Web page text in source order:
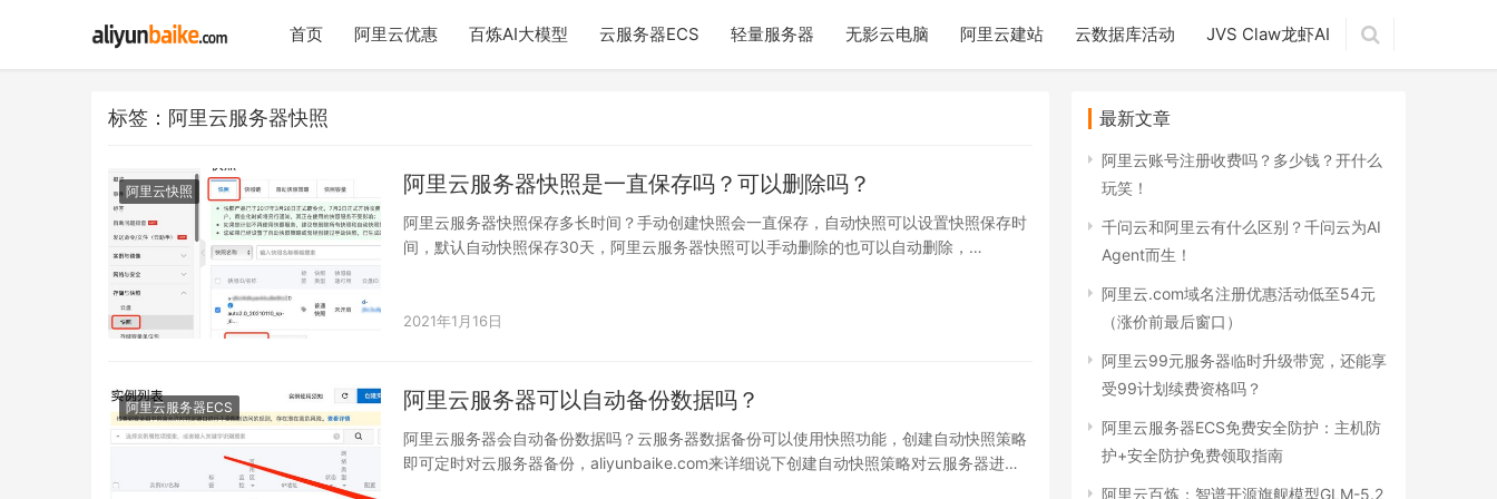
首页 阿里云优惠 百炼AI大模型 云服务器ECS 轻量服务器 无影云电脑 阿里云建站 云数据库活动 JVS Claw龙虾AI
标签：阿里云服务器快照
阿里云快照 阿里云服务器快照是一直保存吗？可以删除吗？
阿里云服务器快照保存多长时间？手动创建快照会一直保存，自动快照可以设置快照保存时
间，默认自动快照保存30天，阿里云服务器快照可以手动删除的也可以自动删除，
2021年1月16日
阿里云服务器ECS 阿里云服务器可以自动备份数据吗？
阿里云服务器会自动备份数据吗？云服务器数据备份可以使用快照功能，创建自动快照策略
即可定时对云服务器备份，aliyunbaike.com来详细说下创建自动快照策略对云服务器进行
最新文章
阿里云账号注册收费吗？多少钱？开什么
玩笑！
千问云和阿里云有什么区别？千问云为AI
Agent而生！
阿里云.com域名注册优惠活动低至54元
（涨价前最后窗口）
阿里云99元服务器临时升级带宽，还能享
受99计划续费资格吗？
阿里云服务器ECS免费安全防护：主机防
护+安全防护免费领取指南
阿里云百炼：智谱开源旗舰模型GLM-5.2